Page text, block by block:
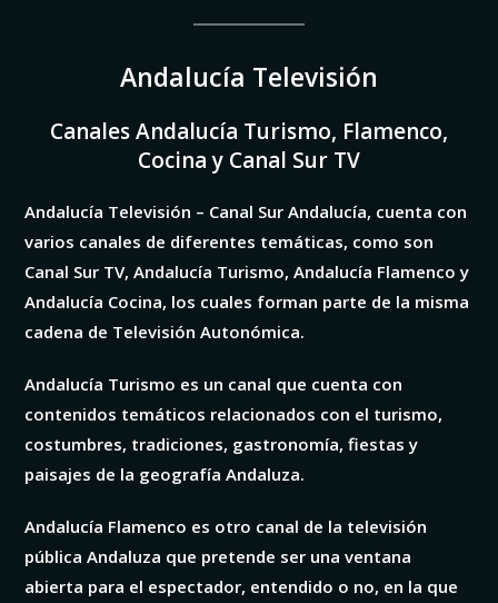
Andalucía Televisión
Canales Andalucía Turismo, Flamenco,
Cocina y Canal Sur TV
Andalucía Televisión – Canal Sur Andalucía, cuenta con
varios canales de diferentes temáticas, como son
Canal Sur TV, Andalucía Turismo, Andalucía Flamenco y
Andalucía Cocina, los cuales forman parte de la misma
cadena de Televisión Autonómica.
Andalucía Turismo es un canal que cuenta con
contenidos temáticos relacionados con el turismo,
costumbres, tradiciones, gastronomía, fiestas y
paisajes de la geografía Andaluza.
Andalucía Flamenco es otro canal de la televisión
pública Andaluza que pretende ser una ventana
abierta para el espectador, entendido o no, en la que